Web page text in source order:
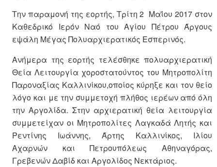
Την παραμονή της εορτής, Τρίτη 2 Μαΐου 2017 στον
Καθεδρικό Ιερόν Ναό του Αγίου Πέτρου Άργους
εψάλη Μέγας Πολυαρχιερατικός Εσπερινός.
Ανήμερα της εορτής τελέσθηκε πολυαρχιερατική
Θεία Λειτουργία χοροστατούντος του Μητροπολίτη
Παροναξίας Καλλινίκου,οποίος κύρηξε και τον θείο
λόγο και με την συμμετοχή πλήθος ιερέων από όλη
την Αργολίδα. Στην αρχιερατική θεία λειτουργία
συμμετείχαν οι Μητροπολίτες Λαγκαδά Λητής και
Ρεντίνης Ιωάννης, Άρτης Καλλινίκος, Ιλίου
Αχαρνών και Πετρουπόλεως Αθηναγόρας,
Γρεβενών Δαβίδ και Αργολίδος Νεκτάριος.